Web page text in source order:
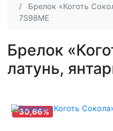
Брелок «Коготь
7S98ME
Брелок
латунь,
-30,66%